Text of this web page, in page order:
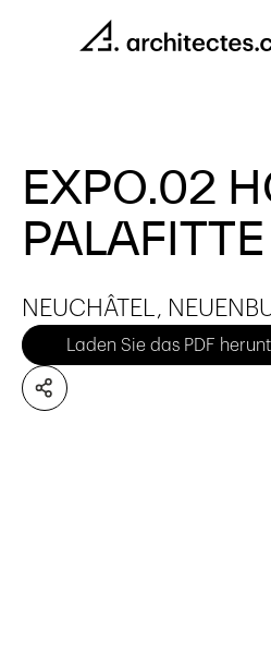
EXPO.02
PALAFITTE
NEUCHÂTEL,
Laden Sie das PDF